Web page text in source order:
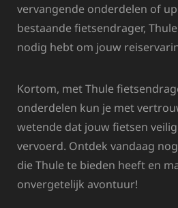
vervangende onderdelen of
bestaande fietsendrager,
nodig hebt om jouw
Kortom, met Thule
onderdelen kun je met
wetende dat jouw fietsen
vervoerd. Ontdek vandaag
die Thule te bieden heeft en
onvergetelijk avontuur!